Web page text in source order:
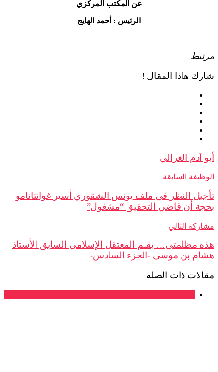
عن المكتب المركزي
الرئيس : أحمد الهايج
مرتبط
شارك هاذا المقال !
أبو آدم الغزالي
الوظيفة السابقة
تأجيل النظر في ملف يونس الشقوري أسير غوانتانامو
بحجة أن قاضي التحقيق “مشغول”
مشاركة التالي
هذه مظلمتي… بقلم المعتقل الإسلامي السابق الأستاذ
هشام بن موسى -الجزء السادس-
مقالات ذات الصلة